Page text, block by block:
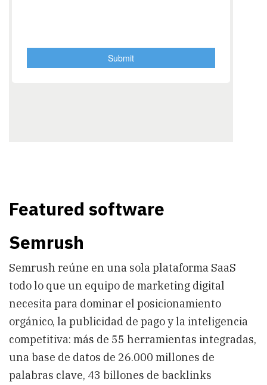
Featured software
Semrush
Semrush reúne en una sola plataforma SaaS
todo lo que un equipo de marketing digital
necesita para dominar el posicionamiento
orgánico, la publicidad de pago y la inteligencia
competitiva: más de 55 herramientas integradas,
una base de datos de 26.000 millones de
palabras clave, 43 billones de backlinks